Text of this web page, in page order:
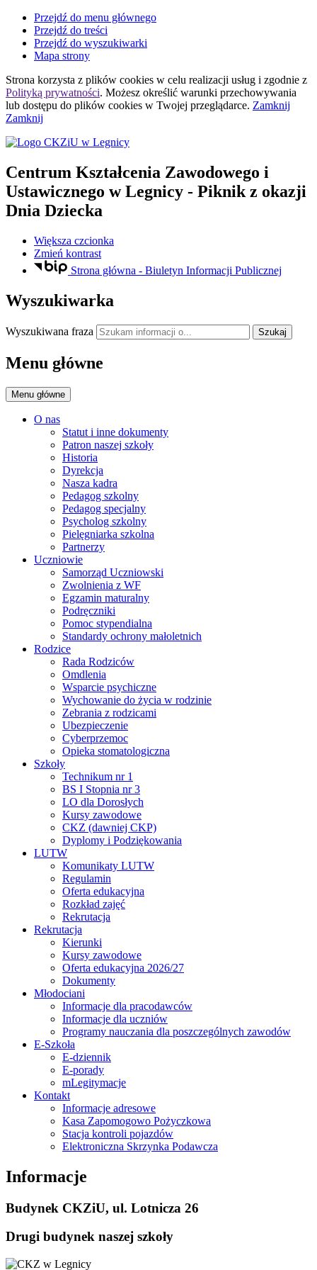
Przejdź do menu głównego
Przejdź do treści
Przejdź do wyszukiwarki
Mapa strony
Strona korzysta z plików cookies w celu realizacji usług i zgodnie z
Polityką prywatności. Możesz określić warunki przechowywania
lub dostępu do plików cookies w Twojej przeglądarce. Zamknij
Zamknij
Centrum Kształcenia Zawodowego i
Ustawicznego w Legnicy - Piknik z okazji
Dnia Dziecka
Większa czcionka
Zmień kontrast
Strona główna - Biuletyn Informacji Publicznej
Wyszukiwarka
Wyszukiwana fraza Szukaj
Menu główne
Menu główne
O nas
Statut i inne dokumenty
Patron naszej szkoły
Historia
Dyrekcja
Nasza kadra
Pedagog szkolny
Pedagog specjalny
Psycholog szkolny
Pielęgniarka szkolna
Partnerzy
Uczniowie
Samorząd Uczniowski
Zwolnienia z WF
Egzamin maturalny
Podręczniki
Pomoc stypendialna
Standardy ochrony małoletnich
Rodzice
Rada Rodziców
Omdlenia
Wsparcie psychiczne
Wychowanie do życia w rodzinie
Zebrania z rodzicami
Ubezpieczenie
Cyberprzemoc
Opieka stomatologiczna
Szkoły
Technikum nr 1
BS I Stopnia nr 3
LO dla Dorosłych
Kursy zawodowe
CKZ (dawniej CKP)
Dyplomy i Podziękowania
LUTW
Komunikaty LUTW
Regulamin
Oferta edukacyjna
Rozkład zajęć
Rekrutacja
Rekrutacja
Kierunki
Kursy zawodowe
Oferta edukacyjna 2026/27
Dokumenty
Młodociani
Informacje dla pracodawców
Informacje dla uczniów
Programy nauczania dla poszczególnych zawodów
E-Szkoła
E-dziennik
E-porady
mLegitymacje
Kontakt
Informacje adresowe
Kasa Zapomogowo Pożyczkowa
Stacja kontroli pojazdów
Elektroniczna Skrzynka Podawcza
Informacje
Budynek CKZiU, ul. Lotnicza 26
Drugi budynek naszej szkoły